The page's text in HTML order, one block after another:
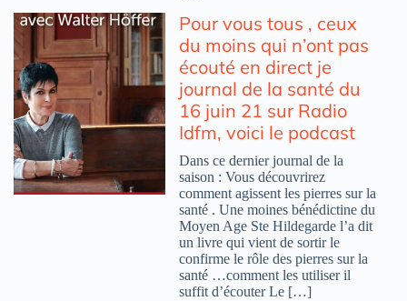
Pour vous tous , ceux
du moins qui n’ont pas
écouté en direct je
journal de la santé du
16 juin 21 sur Radio
Idfm, voici le podcast
Dans ce dernier journal de la
saison : Vous découvrirez
comment agissent les pierres sur la
santé . Une moines bénédictine du
Moyen Age Ste Hildegarde l’a dit
un livre qui vient de sortir le
confirme le rôle des pierres sur la
santé …comment les utiliser il
suffit d’écouter Le […]